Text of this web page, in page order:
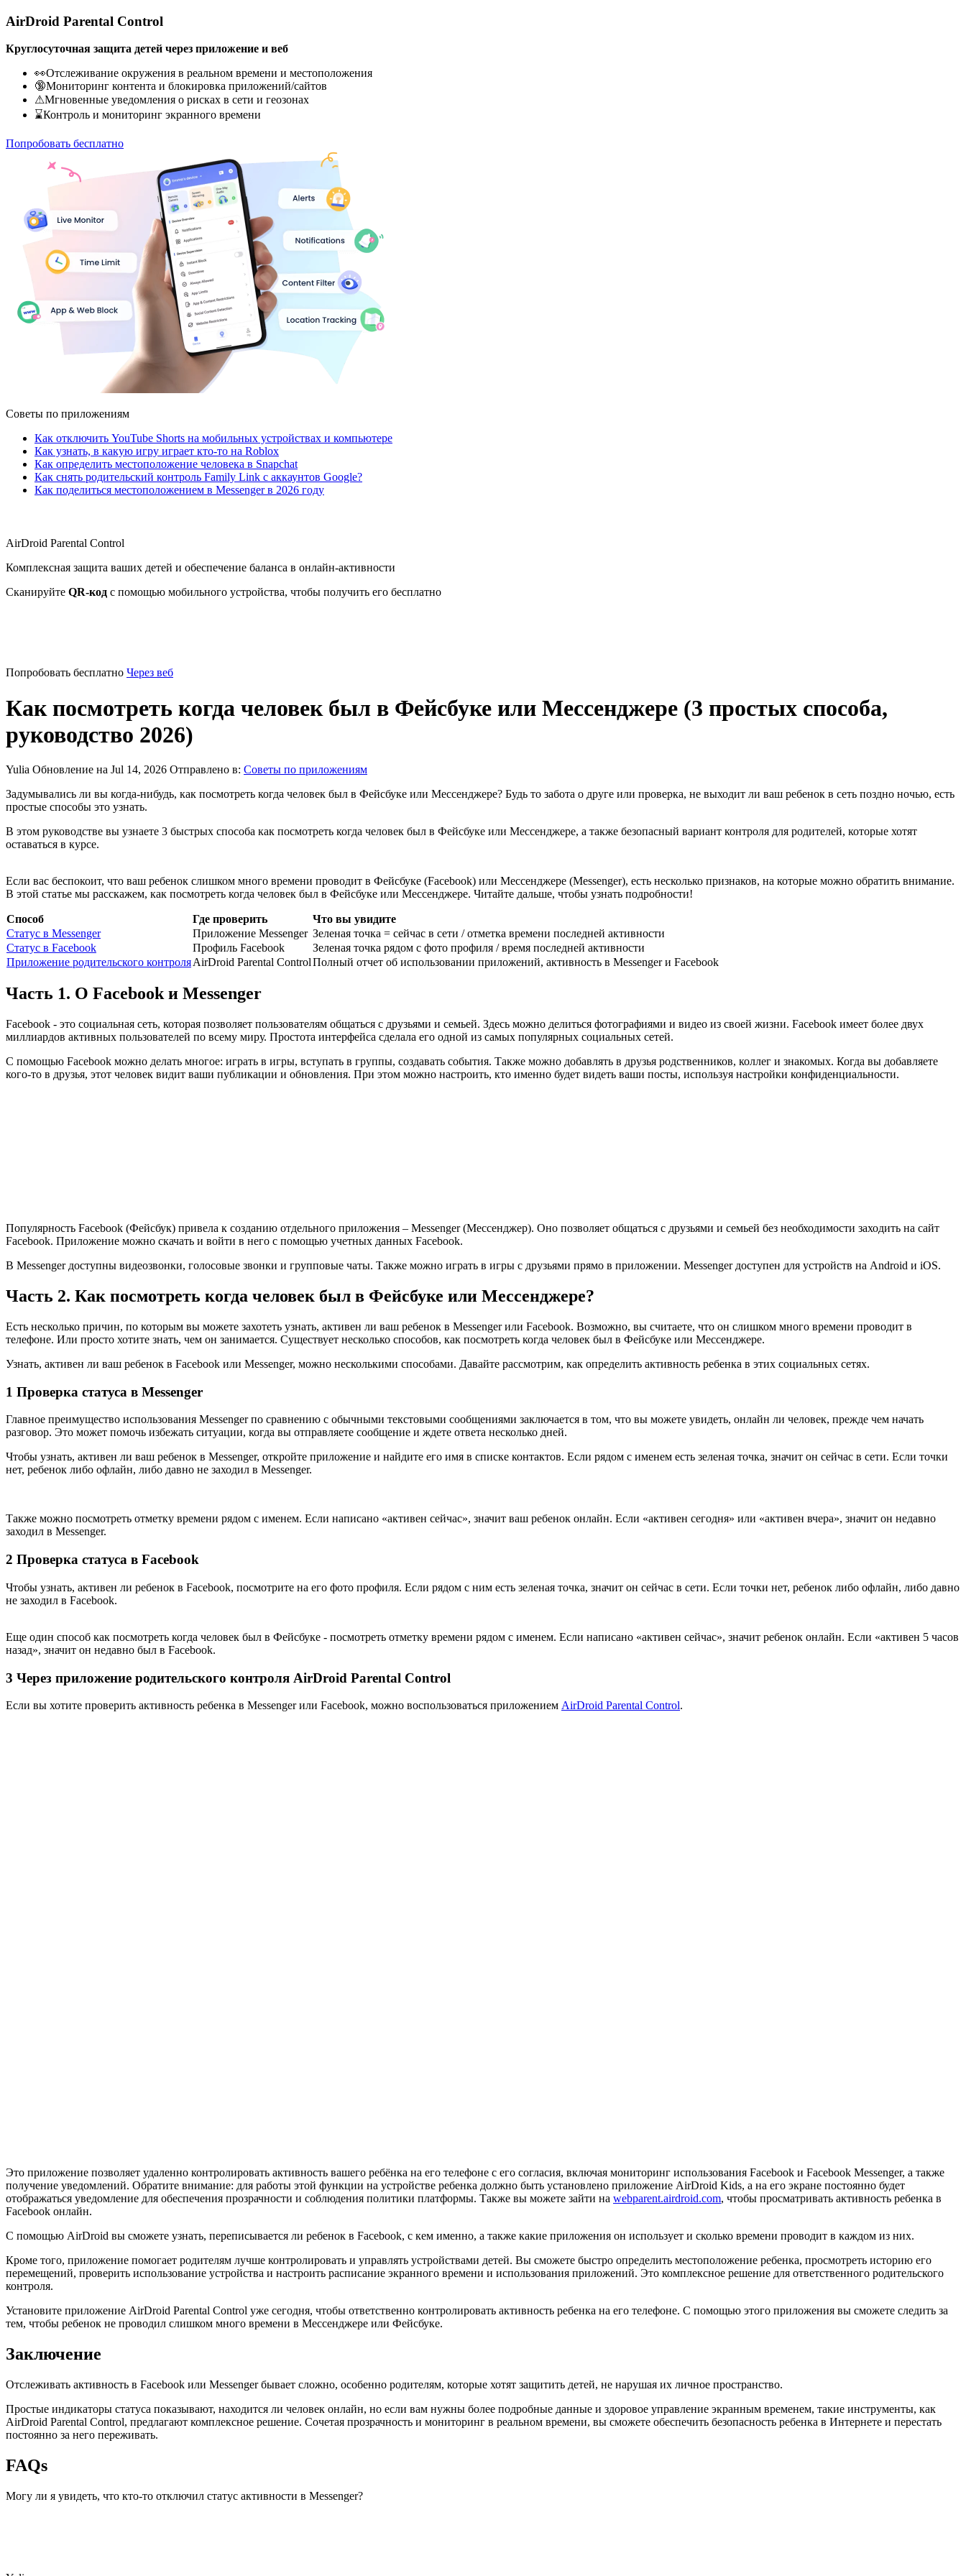
AirDroid Parental Control
Круглосуточная защита детей через приложение и веб
👀Отслеживание окружения в реальном времени и местоположения
🔞Мониторинг контента и блокировка приложений/сайтов
⚠Мгновенные уведомления о рисках в сети и геозонах
⌛Контроль и мониторинг экранного времени
Попробовать бесплатно
Советы по приложениям
Как отключить YouTube Shorts на мобильных устройствах и компьютере
Как узнать, в какую игру играет кто-то на Roblox
Как определить местоположение человека в Snapchat
Как снять родительский контроль Family Link с аккаунтов Google?
Как поделиться местоположением в Messenger в 2026 году
AirDroid Parental Control
Комплексная защита ваших детей и обеспечение баланса в онлайн-активности
Сканируйте QR-код с помощью мобильного устройства, чтобы получить его бесплатно
Попробовать бесплатно Через веб
Как посмотреть когда человек был в Фейсбуке или Мессенджере (3 простых способа,
руководство 2026)
Yulia Обновление на Jul 14, 2026 Отправлено в: Советы по приложениям
Задумывались ли вы когда-нибудь, как посмотреть когда человек был в Фейсбуке или Мессенджере? Будь то забота о друге или проверка, не выходит ли ваш ребенок в сеть поздно ночью, есть
простые способы это узнать.
В этом руководстве вы узнаете 3 быстрых способа как посмотреть когда человек был в Фейсбуке или Мессенджере, а также безопасный вариант контроля для родителей, которые хотят
оставаться в курсе.
Если вас беспокоит, что ваш ребенок слишком много времени проводит в Фейсбуке (Facebook) или Мессенджере (Messenger), есть несколько признаков, на которые можно обратить внимание.
В этой статье мы расскажем, как посмотреть когда человек был в Фейсбуке или Мессенджере. Читайте дальше, чтобы узнать подробности!
Способ Где проверить
Что вы увидите
Статус в Messenger
Приложение Messenger Зеленая точка = сейчас в сети / отметка времени последней активности
Статус в Facebook
Профиль Facebook
Зеленая точка рядом с фото профиля / время последней активности
Приложение родительского контроляAirDroid Parental ControlПолный отчет об использовании приложений, активность в Messenger и Facebook
Часть 1. О Facebook и Messenger
Facebook - это социальная сеть, которая позволяет пользователям общаться с друзьями и семьей. Здесь можно делиться фотографиями и видео из своей жизни. Facebook имеет более двух
миллиардов активных пользователей по всему миру. Простота интерфейса сделала его одной из самых популярных социальных сетей.
С помощью Facebook можно делать многое: играть в игры, вступать в группы, создавать события. Также можно добавлять в друзья родственников, коллег и знакомых. Когда вы добавляете
кого-то в друзья, этот человек видит ваши публикации и обновления. При этом можно настроить, кто именно будет видеть ваши посты, используя настройки конфиденциальности.
Популярность Facebook (Фейсбук) привела к созданию отдельного приложения – Messenger (Мессенджер). Оно позволяет общаться с друзьями и семьей без необходимости заходить на сайт
Facebook. Приложение можно скачать и войти в него с помощью учетных данных Facebook.
В Messenger доступны видеозвонки, голосовые звонки и групповые чаты. Также можно играть в игры с друзьями прямо в приложении. Messenger доступен для устройств на Android и iOS.
Часть 2. Как посмотреть когда человек был в Фейсбуке или Мессенджере?
Есть несколько причин, по которым вы можете захотеть узнать, активен ли ваш ребенок в Messenger или Facebook. Возможно, вы считаете, что он слишком много времени проводит в
телефоне. Или просто хотите знать, чем он занимается. Существует несколько способов, как посмотреть когда человек был в Фейсбуке или Мессенджере.
Узнать, активен ли ваш ребенок в Facebook или Messenger, можно несколькими способами. Давайте рассмотрим, как определить активность ребенка в этих социальных сетях.
1 Проверка статуса в Messenger
Главное преимущество использования Messenger по сравнению с обычными текстовыми сообщениями заключается в том, что вы можете увидеть, онлайн ли человек, прежде чем начать
разговор. Это может помочь избежать ситуации, когда вы отправляете сообщение и ждете ответа несколько дней.
Чтобы узнать, активен ли ваш ребенок в Messenger, откройте приложение и найдите его имя в списке контактов. Если рядом с именем есть зеленая точка, значит он сейчас в сети. Если точки
нет, ребенок либо офлайн, либо давно не заходил в Messenger.
Также можно посмотреть отметку времени рядом с именем. Если написано «активен сейчас», значит ваш ребенок онлайн. Если «активен сегодня» или «активен вчера», значит он недавно
заходил в Messenger.
2 Проверка статуса в Facebook
Чтобы узнать, активен ли ребенок в Facebook, посмотрите на его фото профиля. Если рядом с ним есть зеленая точка, значит он сейчас в сети. Если точки нет, ребенок либо офлайн, либо давно
не заходил в Facebook.
Еще один способ как посмотреть когда человек был в Фейсбуке - посмотреть отметку времени рядом с именем. Если написано «активен сейчас», значит ребенок онлайн. Если «активен 5 часов
назад», значит он недавно был в Facebook.
3 Через приложение родительского контроля AirDroid Parental Control
Если вы хотите проверить активность ребенка в Messenger или Facebook, можно воспользоваться приложением AirDroid Parental Control.
Это приложение позволяет удаленно контролировать активность вашего ребёнка на его телефоне с его согласия, включая мониторинг использования Facebook и Facebook Messenger, а также
получение уведомлений. Обратите внимание: для работы этой функции на устройстве ребенка должно быть установлено приложение AirDroid Kids, а на его экране постоянно будет
отображаться уведомление для обеспечения прозрачности и соблюдения политики платформы. Также вы можете зайти на webparent.airdroid.com, чтобы просматривать активность ребенка в
Facebook онлайн.
С помощью AirDroid вы сможете узнать, переписывается ли ребенок в Facebook, с кем именно, а также какие приложения он использует и сколько времени проводит в каждом из них.
Кроме того, приложение помогает родителям лучше контролировать и управлять устройствами детей. Вы сможете быстро определить местоположение ребенка, просмотреть историю его
перемещений, проверить использование устройства и настроить расписание экранного времени и использования приложений. Это комплексное решение для ответственного родительского
контроля.
Установите приложение AirDroid Parental Control уже сегодня, чтобы ответственно контролировать активность ребенка на его телефоне. С помощью этого приложения вы сможете следить за
тем, чтобы ребенок не проводил слишком много времени в Мессенджере или Фейсбуке.
Заключение
Отслеживать активность в Facebook или Messenger бывает сложно, особенно родителям, которые хотят защитить детей, не нарушая их личное пространство.
Простые индикаторы статуса показывают, находится ли человек онлайн, но если вам нужны более подробные данные и здоровое управление экранным временем, такие инструменты, как
AirDroid Parental Control, предлагают комплексное решение. Сочетая прозрачность и мониторинг в реальном времени, вы сможете обеспечить безопасность ребенка в Интернете и перестать
постоянно за него переживать.
FAQs
Могу ли я увидеть, что кто-то отключил статус активности в Messenger?